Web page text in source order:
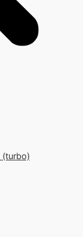
(turbo)